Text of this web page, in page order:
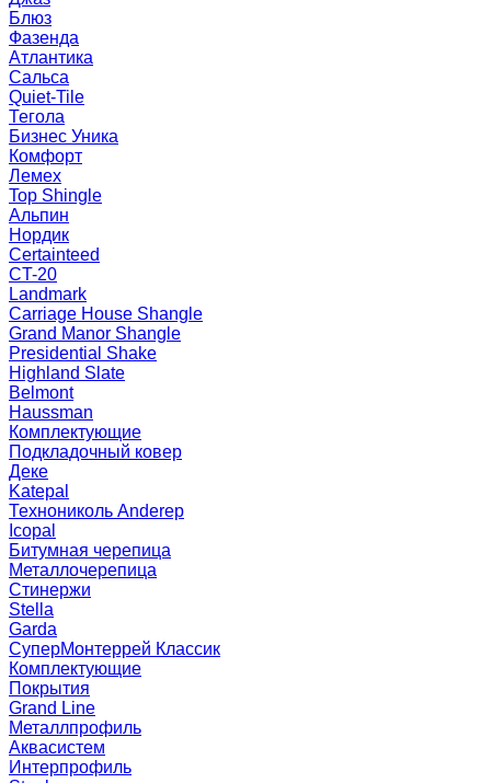
Блюз
Фазенда
Атлантика
Сальса
Quiet-Tile
Тегола
Бизнес Уника
Комфорт
Лемех
Top Shingle
Альпин
Нордик
Certainteed
CT-20
Landmark
Carriage House Shangle
Grand Manor Shangle
Presidential Shake
Highland Slate
Belmont
Haussman
Комплектующие
Подкладочный ковер
Деке
Katepal
Технониколь Anderep
Icopal
Битумная черепица
Металлочерепица
Стинержи
Stella
Garda
СуперМонтеррей Классик
Комплектующие
Покрытия
Grand Line
Металлпрофиль
Аквасистем
Интерпрофиль